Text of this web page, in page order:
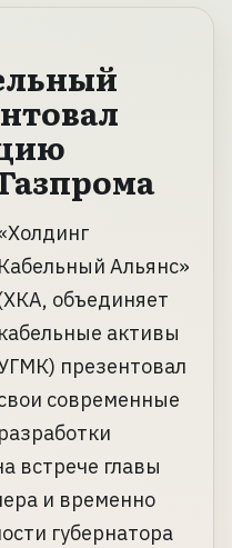
Кабельный Альянс»
объединяет
кабельные активы
презентовал
современные
разработки
встрече главы
и временно
губернатора